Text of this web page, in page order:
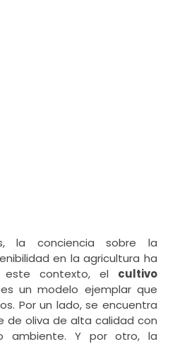
la conciencia sobre la
en la agricultura ha
este contexto, el cultivo
es un modelo ejemplar que
Por un lado, se encuentra
de oliva de alta calidad con
ambiente. Y por otro, la